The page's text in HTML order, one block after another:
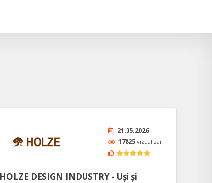
21.05.2026
17825 vizualizari
HOLZE DESIGN INDUSTRY - Uși și